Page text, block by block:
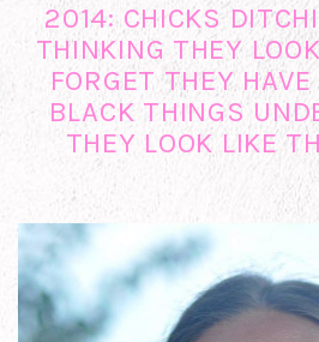
2014: CHICKS
THINKING THEY
FORGET THEY
BLACK THINGS
THEY LOOK LIKE